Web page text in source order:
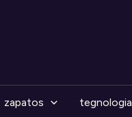
zapatos tegnologia